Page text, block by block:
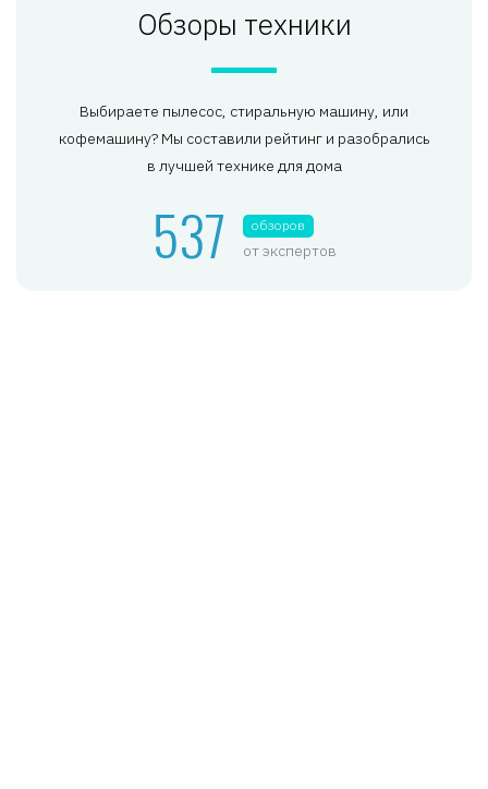
Обзоры техники
Выбираете пылесос, стиральную машину, или
кофемашину? Мы составили рейтинг и разобрались
в лучшей технике для дома
537 обзоров
от экспертов